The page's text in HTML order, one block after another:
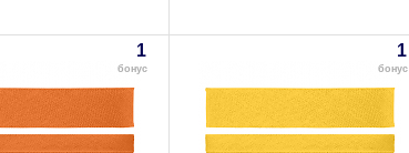
1
бонус
1
бонус